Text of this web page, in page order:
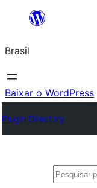
o
conteúdo
Brasil
Baixar o WordPress
Plugin Directory
Pesquisar